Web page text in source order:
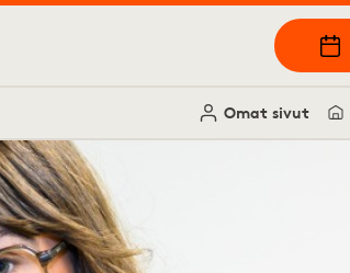
Omat sivut